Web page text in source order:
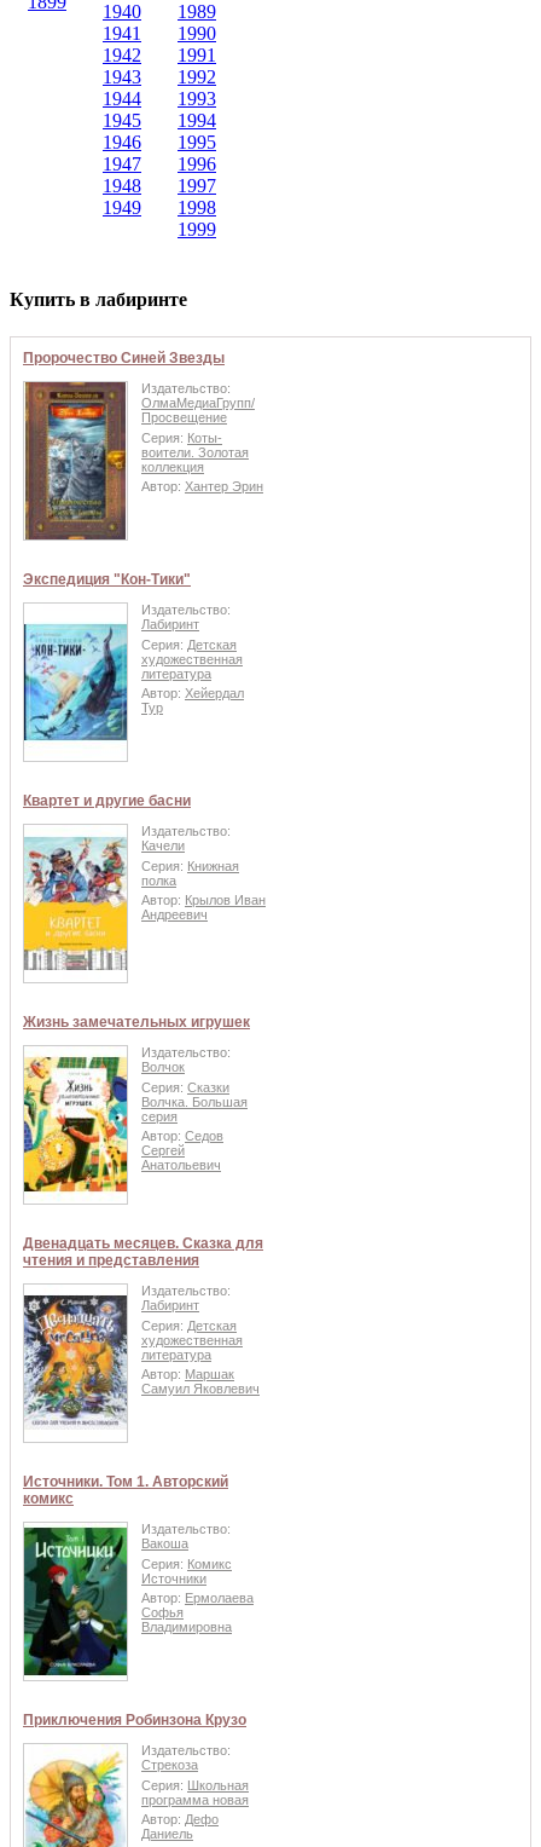
1940
1941
1942
1943
1944
1945
1946
1947
1948
1949
1989
1990
1991
1992
1993
1994
1995
1996
1997
1998
1999
Купить в лабиринте
Пророчество Синей Звезды
Издательство:
ОлмаМедиаГрупп/
Просвещение
Серия: Коты-
воители. Золотая
коллекция
Автор: Хантер Эрин
Экспедиция "Кон-Тики"
Издательство:
Лабиринт
Серия: Детская
художественная
литература
Автор: Хейердал
Тур
Квартет и другие басни
Издательство:
Качели
Серия: Книжная
полка
Автор: Крылов Иван
Андреевич
Жизнь замечательных игрушек
Издательство:
Волчок
Серия: Сказки
Волчка. Большая
серия
Автор: Седов
Сергей
Анатольевич
Двенадцать месяцев. Сказка для
чтения и представления
Издательство:
Лабиринт
Серия: Детская
художественная
литература
Автор: Маршак
Самуил Яковлевич
Источники. Том 1. Авторский
комикс
Издательство:
Вакоша
Серия: Комикс
Источники
Автор: Ермолаева
Софья
Владимировна
Приключения Робинзона Крузо
Издательство:
Стрекоза
Серия: Школьная
программа новая
Автор: Дефо
Даниель